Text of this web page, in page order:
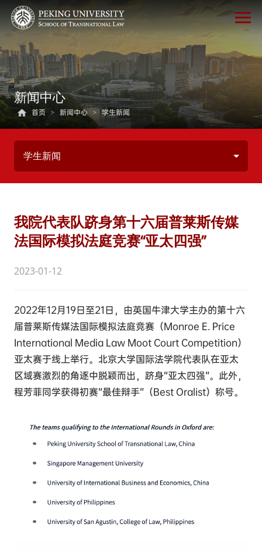
新闻中心
首页 > 新闻中心 > 学生新闻
学生新闻
我院代表队跻身第十六届普莱斯传媒
法国际模拟法庭竞赛“亚太四强”
2023-01-12
2022年12月19日至21日，由英国牛津大学主办的第十六
届普莱斯传媒法国际模拟法庭竞赛（Monroe E. Price
International Media Law Moot Court Competition）
亚太赛于线上举行。北京大学国际法学院代表队在亚太
区域赛激烈的角逐中脱颖而出，跻身“亚太四强”。此外，
程芳菲同学获得初赛“最佳辩手”（Best Oralist）称号。